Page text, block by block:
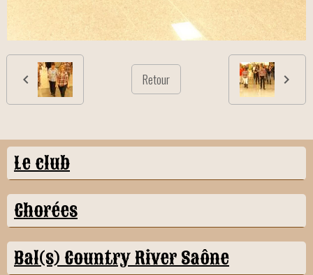
Retour
Le club
Chorées
Bal(s) Country River Saône